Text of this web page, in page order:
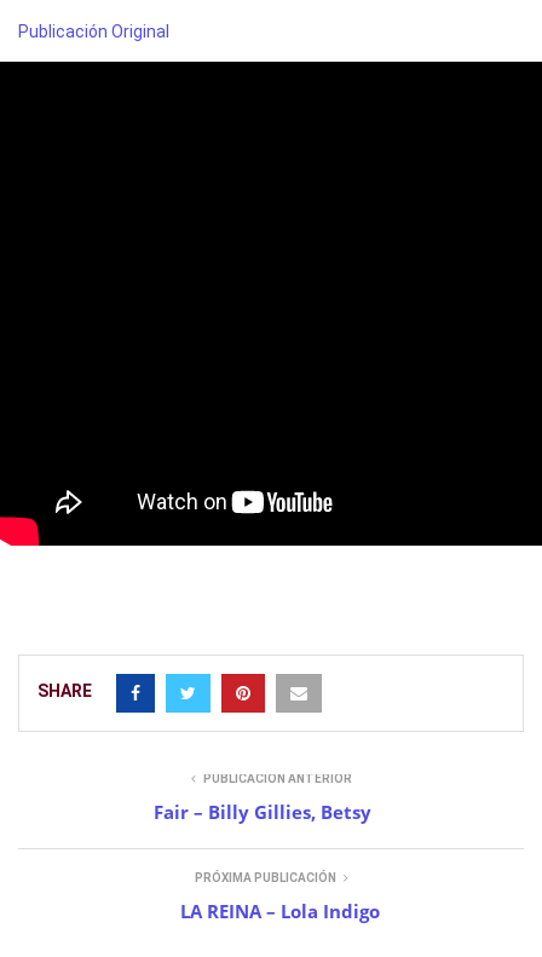
Publicación Original
SHARE
PUBLICACIÓN ANTERIOR
Fair – Billy Gillies, Betsy
PRÓXIMA PUBLICACIÓN
LA REINA – Lola Indigo